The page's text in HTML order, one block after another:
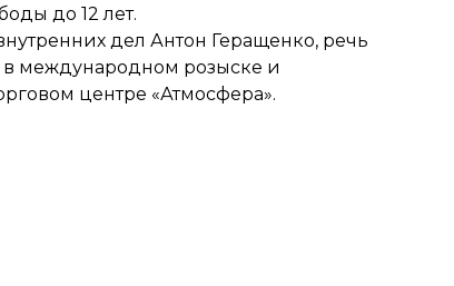
до 12 лет.
дел Антон Геращенко, речь
в международном розыске и
центре «Атмосфера».